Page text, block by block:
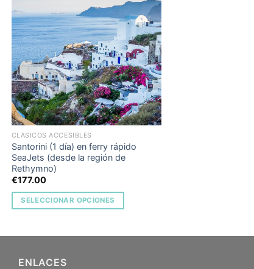
Add to
Wishlist
CLÁSICOS ACCESIBLES
Santorini (1 día) en ferry rápido
SeaJets (desde la región de
Rethymno)
€177.00
SELECCIONAR OPCIONES
ENLACES